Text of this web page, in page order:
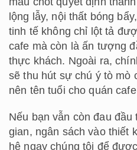
lộng lẫy, nội thất bóng
tinh tế không chỉ lột tả
cafe mà còn là ấn tượng
thực khách. Ngoài ra,
sẽ thu hút sự chú ý tò mò
nên tên tuổi cho quán
Nếu bạn vẫn còn đau
gian, ngân sách vào thiết
hệ ngay chúng tôi để